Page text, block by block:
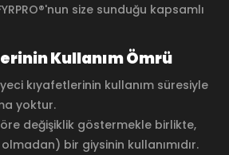
size sunduğu kapsamlı
Kullanım Ömrü
kıyafetlerinin kullanım süresiyle
yoktur.
değişiklik göstermekle birlikte,
bir giysinin kullanımıdır.